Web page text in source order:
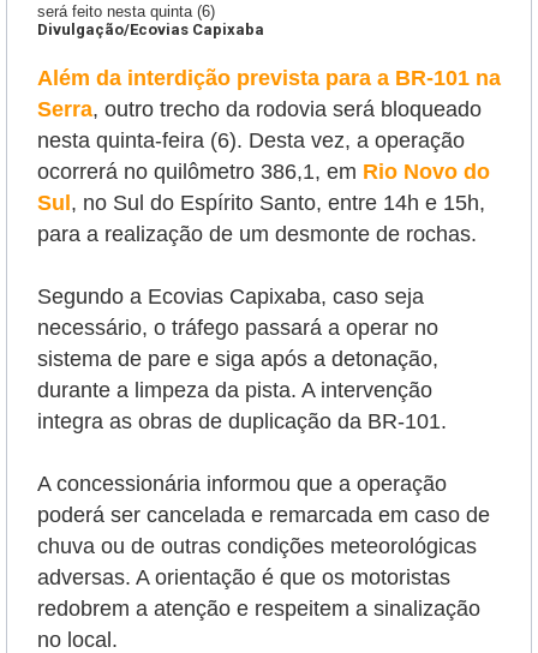
será feito nesta quinta (6)
Divulgação/Ecovias Capixaba
Além da interdição prevista para a BR-101 na
Serra, outro trecho da rodovia será bloqueado
nesta quinta-feira (6). Desta vez, a operação
ocorrerá no quilômetro 386,1, em Rio Novo do
Sul , no Sul do Espírito Santo, entre 14h e 15h,
para a realização de um desmonte de rochas.
Segundo a Ecovias Capixaba, caso seja
necessário, o tráfego passará a operar no
sistema de pare e siga após a detonação,
durante a limpeza da pista. A intervenção
integra as obras de duplicação da BR-101.
A concessionária informou que a operação
poderá ser cancelada e remarcada em caso de
chuva ou de outras condições meteorológicas
adversas. A orientação é que os motoristas
redobrem a atenção e respeitem a sinalização
no local.